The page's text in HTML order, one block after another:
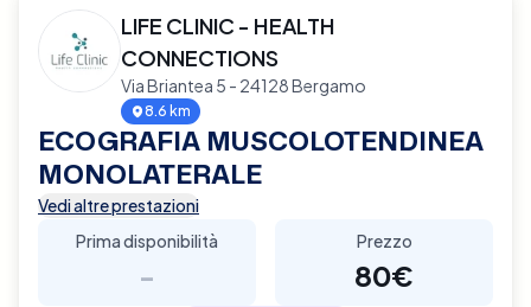
LIFE CLINIC - HEALTH
CONNECTIONS
Via Briantea 5 - 24128 Bergamo
8.6 km
ECOGRAFIA MUSCOLOTENDINEA
MONOLATERALE
Vedi altre prestazioni
Prima disponibilità
-
Prezzo
80€